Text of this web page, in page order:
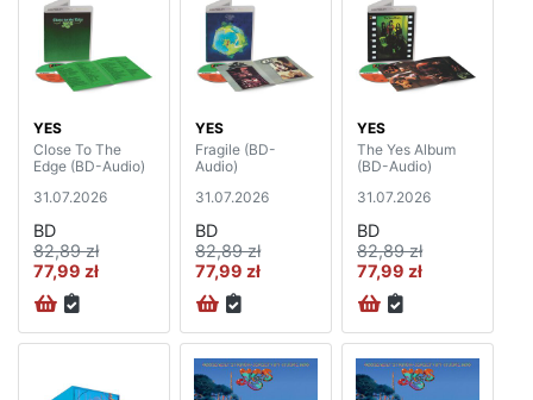
YES
Close To The
Edge (BD-Audio)
31.07.2026
BD
82,89 zł
77,99 zł
YES
Fragile (BD-
Audio)
31.07.2026
BD
82,89 zł
77,99 zł
YES
The Yes Album
(BD-Audio)
31.07.2026
BD
82,89 zł
77,99 zł